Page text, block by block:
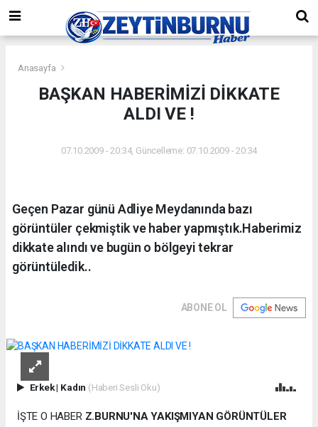
Anasayfa
BAŞKAN HABERİMİZİ DİKKATE
ALDI VE !
07.10.2009 - 20:34, Güncelleme: 07.10.2009 - 20:34
Geçen Pazar günü Adliye Meydanında bazı
görüntüler çekmiştik ve haber yapmıştık.Haberimiz
dikkate alındı ve bugün o bölgeyi tekrar
görüntüledik..
ABONE OL
Erkek| Kadın (Haberi Sesli Oku)
İŞTE O HABER Z.BURNU'NA YAKIŞMIYAN GÖRÜNTÜLER